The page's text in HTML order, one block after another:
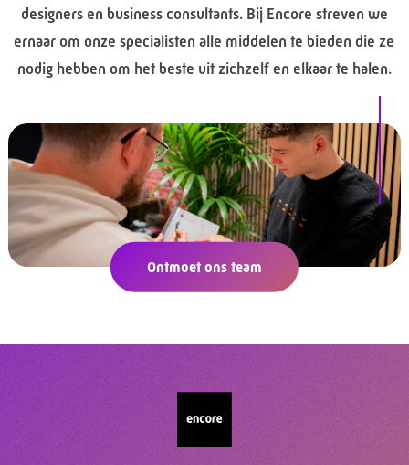
designers en business consultants. Bij Encore streven we
ernaar om onze specialisten alle middelen te bieden die ze
nodig hebben om het beste uit zichzelf en elkaar te halen.
Ontmoet ons team